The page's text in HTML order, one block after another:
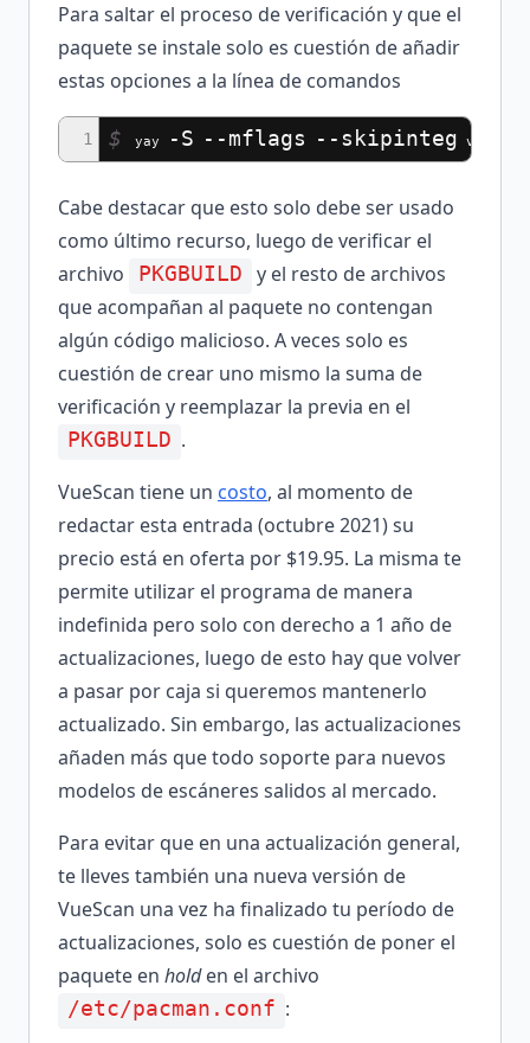
Para saltar el proceso de verificación y que el
paquete se instale solo es cuestión de añadir
estas opciones a la línea de comandos
1 $ yay -S --mflags --skipinteg
Cabe destacar que esto solo debe ser usado
como último recurso, luego de verificar el
archivo
PKGBUILD
y el resto de archivos
que acompañan al paquete no contengan
algún código malicioso. A veces solo es
cuestión de crear uno mismo la suma de
verificación y reemplazar la previa en el
PKGBUILD .
VueScan tiene un costo, al momento de
redactar esta entrada (octubre 2021) su
precio está en oferta por $19.95. La misma te
permite utilizar el programa de manera
indefinida pero solo con derecho a 1 año de
actualizaciones, luego de esto hay que volver
a pasar por caja si queremos mantenerlo
actualizado. Sin embargo, las actualizaciones
añaden más que todo soporte para nuevos
modelos de escáneres salidos al mercado.
Para evitar que en una actualización general,
te lleves también una nueva versión de
VueScan una vez ha finalizado tu período de
actualizaciones, solo es cuestión de poner el
paquete en holden el archivo
/etc/pacman.conf :